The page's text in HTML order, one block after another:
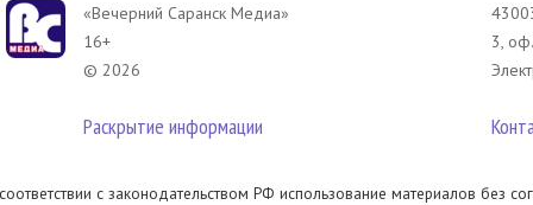
«Вечерний Саранск Mедиа»
16+
© 2026
Раскрытие информации
3,
с законодательством РФ использование материалов без